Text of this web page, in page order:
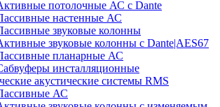
потолочные АС с Dante
настенные АС
звуковые колонны
звуковые колонны с Dante|AES67
планарные АС
инсталляционные
акустические системы RMS
АС